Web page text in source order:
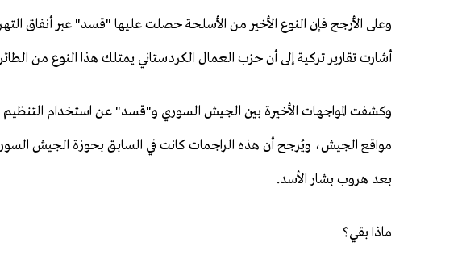
وعلى الأرجح فإن النوع الأخير من الأسلحة حصلت عليها "قسد" عبر أنفاق
أشارت تقارير تركية إلى أن حزب العمال الكردستاني يمتلك هذا النوع من
وكشفت المواجهات الأخيرة بين الجيش السوري و"قسد" عن استخدام
مواقع الجيش، ويُرجح أن هذه الراجمات كانت في السابق بحوزة الجيش
بعد هروب بشار الأسد.
ماذا بقي؟